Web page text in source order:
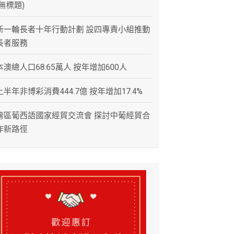
標題)
一輪長者十年行動計劃 設四專責小組推動
者服務
澳總人口68.65萬人 按年增加600人
半年非博彩消費444.7億 按年增加17.4%
區葡西語國家經貿交流會 探討中葡經貿合
新路徑